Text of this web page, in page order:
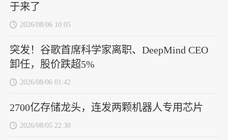
于来了
2026/08/06 10:05
突发！谷歌首席科学家离职、DeepMind CEO
卸任，股价跌超5%
2026/08/06 01:42
2700亿存储龙头，连发两颗机器人专用芯片
2026/08/05 22:30